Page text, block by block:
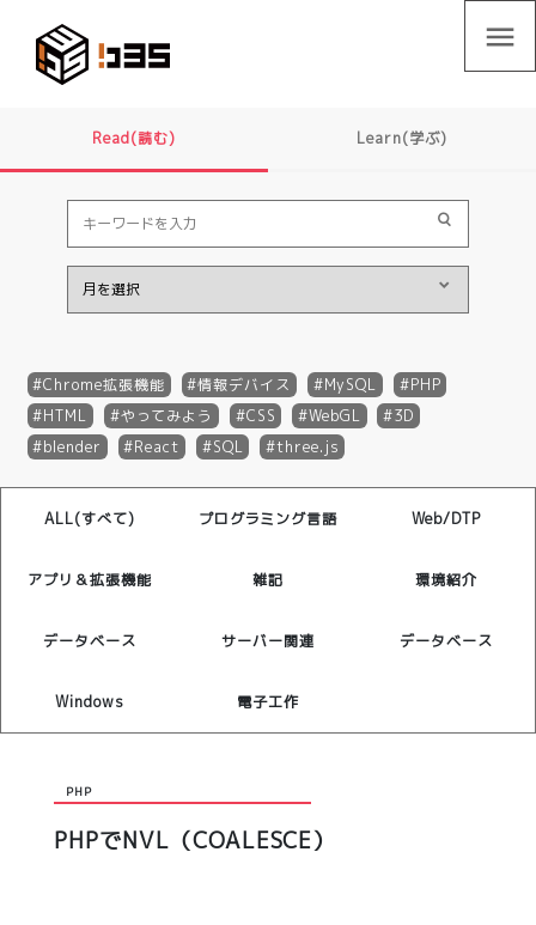
menu
Read(読む) Learn(学ぶ)
Chrome拡張機能 情報デバイス MySQL
PHP
HTML
やってみよう CSS WebGL
3D
blender
React SQL three.js
ALL(すべて) プログラミング言語 Web/DTP
アプリ＆拡張機能 雑記 環境紹介
データベース サーバー関連 データベース
Windows 電子工作
PHP
PHPでNVL（COALESCE）